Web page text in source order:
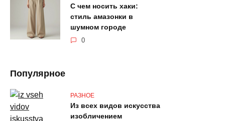
С чем носить хаки:
стиль амазонки в
шумном городе
0
Популярное
РАЗНОЕ
Из всех видов искусства
изобличением